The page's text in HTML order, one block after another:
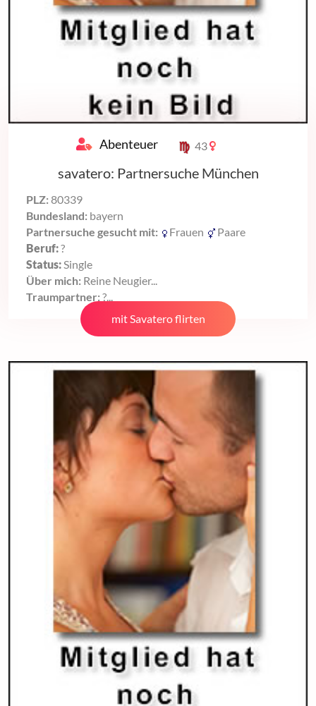
Abenteuer 43
savatero: Partnersuche München
PLZ: 80339
Bundesland: bayern
Partnersuche gesucht mit:
Frauen
Paare
Beruf:?
Status:Single
Über mich: Reine Neugier...
Traumpartner: ?...
mit Savatero flirten